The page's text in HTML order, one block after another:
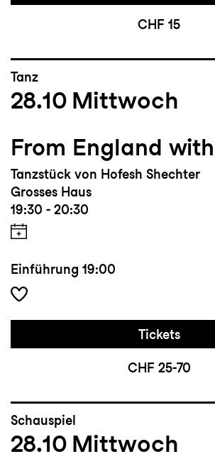
CHF 15
Tanz
28.10 Mittwoch
From England
Tanzstück von Hofesh Shechter
Grosses Haus
19:30 - 20:30
Einführung 19:00
Tickets
CHF 25-70
Schauspiel
28.10 Mittwoch